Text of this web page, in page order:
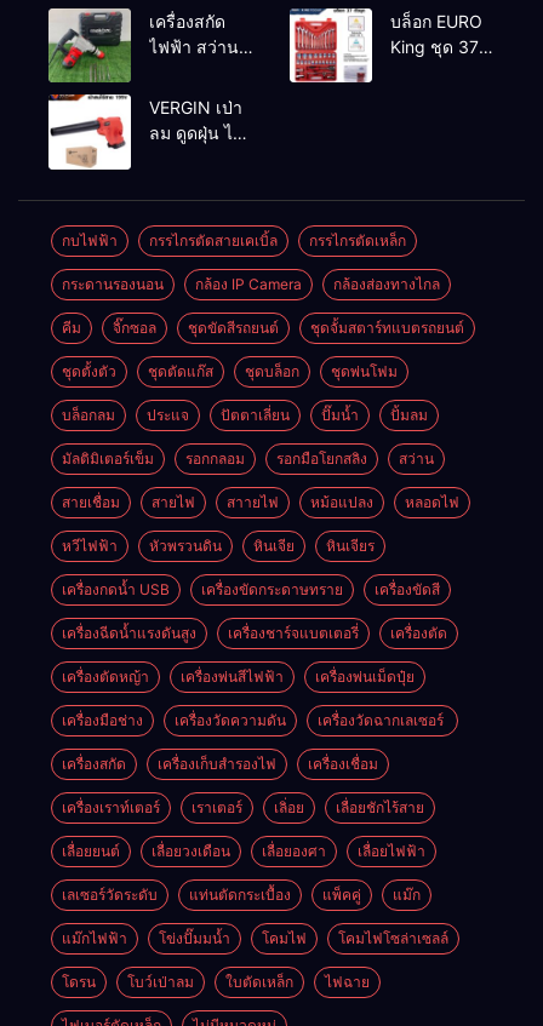
2-26 DFR ทุ่น
ทองแดงแท้
100%
เครื่องสกัด
ไฟฟ้า สว่าน
MAKTEC รุ่น MT2926A
บล็อก EURO
King ชุด 37
VERGIN เป่า
ลม ดูดฝุ่น ไร้
กบไฟฟ้า กรรไกรตัดสายเคเบิ้ล กรรไกรตัดเหล็ก
กระดานรองนอน กล้อง IP Camera กล้องส่องทางไกล
คีม จิ๊กซอล ชุดขัดสีรถยนต์​ ชุดจั้มสตาร์ทแบตรถยนต์
ชุดตั้งตัว ชุดตัดแก๊ส ชุดบล็อก ชุดพ่นโฟม
บล็อกลม ประแจ ปัตตาเลี่ยน ปั๊มน้ำ ปั้มลม
มัลติมิเตอร์เข็ม รอกกลอม รอกมือโยกสลิง สว่าน
สายเชื่อม สายไฟ สาายไฟ หม้อแปลง หลอดไฟ
หวีไฟฟ้า หัวพรวนดิน หินเจีย หินเจียร
เครื่องกดน้ำ USB เครื่องขัดกระดาษทราย เครื่องขัดสี
เครื่องฉีดน้ำแรงดันสูง เครื่องชาร์จแบตเตอรี่ เครื่องตัด
เครื่องตัดหญ้า เครื่องพ่นสีไฟฟ้า เครื่องพ่นเม็ดปุ๋ย
เครื่องมือช่าง เครื่องวัดความดัน เครื่องวัดฉากเลเซอร์
เครื่องสกัด เครื่องเก็บสํารองไฟ เครื่องเชื่อม
เครื่องเราท์เตอร์ เราเตอร์ เลิ่อย เลื่อยชักไร้สาย
เลื่อยยนต์ เลื่อยวงเดือน เลื่อยองศา เลื่อยไฟฟ้า
เลเซอร์วัดระดับ แท่นตัดกระเบื้อง แพ็คคู่ แม๊ก
แม๊กไฟฟ้า โข่งปั๊มมน้ำ โคมไฟ โคมไฟโซล่าเซลล์
โดรน โบว์เป่าลม ใบตัดเหล็ก ไฟฉาย